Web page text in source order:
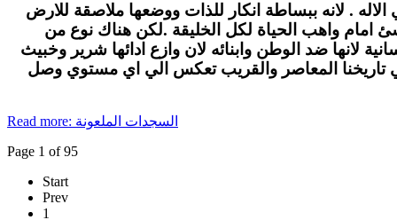
. لانه ببساطة انكار للذات ووضعها ملاصقة للارض
امام واهب الحياة لكل الخليقة .لكن هناك نوع من
لانها ضد الوطن وابنائه لان وازع ادائها شرير وخبيث
تاريخنا المعاصر والقريب تعكس الي اي مستوي وصل
Read more: السجدات الملعونة
Page 1 of 95
Start
Prev
1